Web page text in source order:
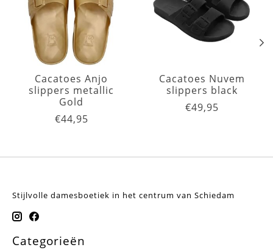
Cacatoes Anjo
slippers metallic
Gold
€44,95
Cacatoes Nuvem
slippers black
€49,95
Stijlvolle damesboetiek in het centrum van Schiedam
Categorieën